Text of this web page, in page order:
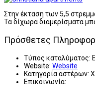
Στην έκταση των 5,5
Τα δίχωρα διαμερίσματα
Πρόσθετες
Τύπος καταλύματος:
Website: Website
Κατηγορία αστέρων:
Επικοινωνία: